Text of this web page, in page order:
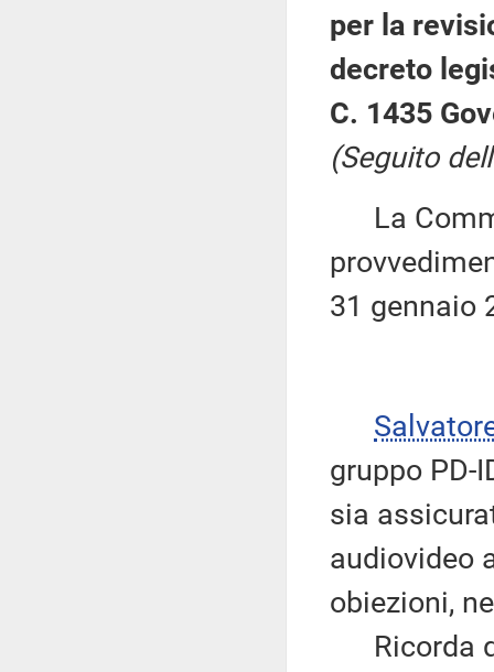
per la
decreto
C. 1435
(Seguito
La
31 gennaio
gruppo PD-
sia
audiovideo
obiezioni,
Ricorda